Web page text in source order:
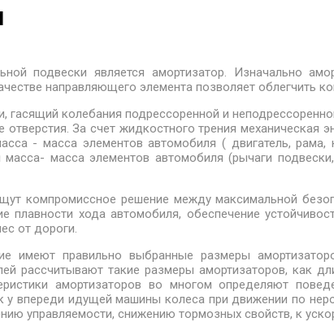
подвески является амортизатор. Изначально
направляющего элемента позволяет облегчить
гасящий колебания подрессоренной и
За счет жидкостного трения механическая
- масса элементов автомобиля ( двигатель,
масса- масса элементов автомобиля (рычаги
компромиссное решение между максимальной
хода автомобиля, обеспечение
от дороги.
имеют правильно выбранные размеры
рассчитывают такие размеры амортизаторов,
амортизаторов во многом определяют
у впереди идущей машины колеса при движении по
управляемости, снижению тормозных свойств, к